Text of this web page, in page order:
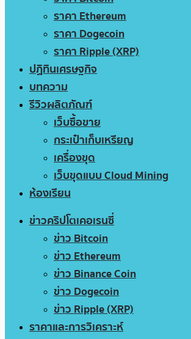
ราคา Ethereum
ราคา Dogecoin
ราคา Ripple (XRP)
ปฏิทินเศรษฐกิจ
บทความ
รีวิวผลิตภัณฑ์
เว็บซื้อขาย
กระเป๋าเก็บเหรียญ
เครื่องขุด
เว็บขุดแบบ Cloud Mining
ห้องเรียน
ข่าวคริปโตเคอเรนซี่
ข่าว Bitcoin
ข่าว Ethereum
ข่าว Binance Coin
ข่าว Dogecoin
ข่าว Ripple (XRP)
ราคาและการวิเคราะห์